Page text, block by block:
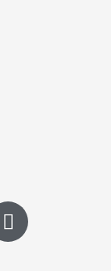
F
a